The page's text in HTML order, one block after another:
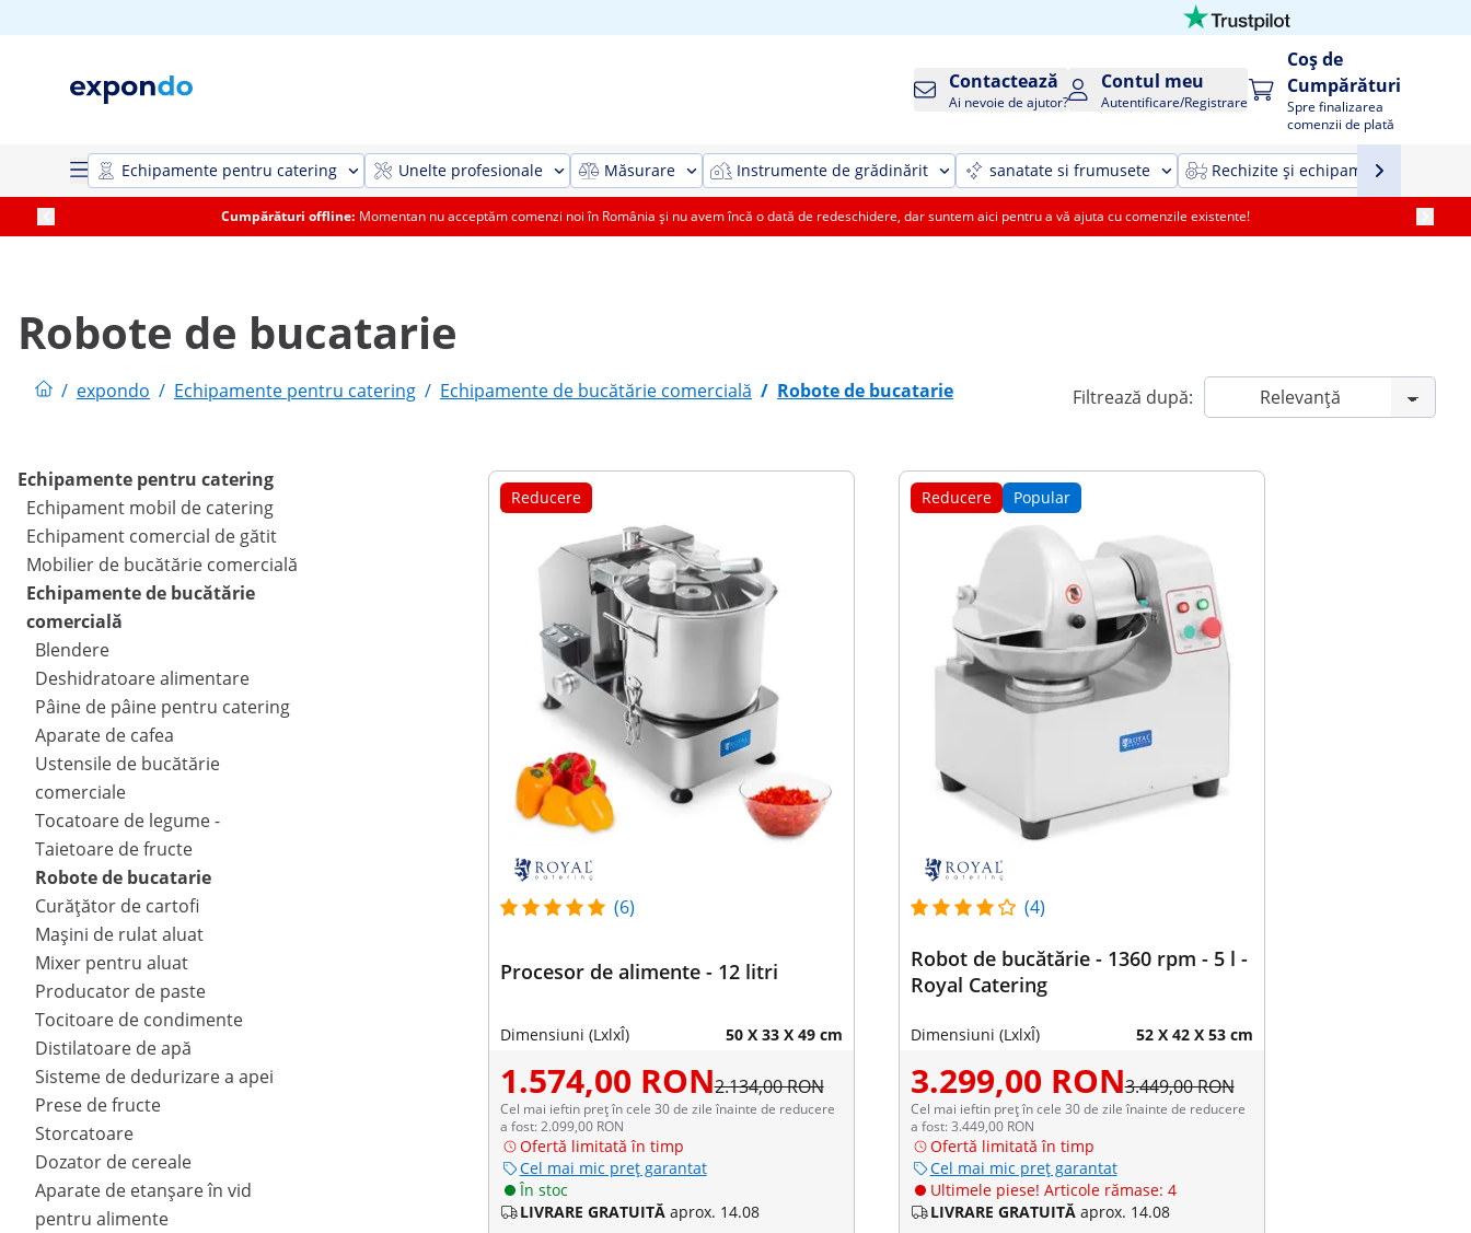
Contactează
Ai nevoie de ajutor?
Contul meu
Autentificare/Registrare
Coș de
Cumpărături
Spre finalizarea
comenzii de plată
Echipamente pentru catering Unelte profesionale Măsurare Instrumente de grădinărit sanatate si frumusete Rechizite și echipamente agricole
Cumpărături offline: Momentan nu acceptăm comenzi noi în România și nu avem încă o dată de redeschidere, dar suntem aici pentru a vă ajuta cu comenzile existente!
Robote de bucatarie
/ expondo / Echipamente pentru catering / Echipamente de bucătărie comercială / Robote de bucatarie Filtrează după:
Echipamente pentru catering
Echipament mobil de catering
Echipament comercial de gătit
Mobilier de bucătărie comercială
Echipamente de bucătărie
comercială
Blendere
Deshidratoare alimentare
Pâine de pâine pentru catering
Aparate de cafea
Ustensile de bucătărie
comerciale
Tocatoare de legume -
Taietoare de fructe
Robote de bucatarie
Curățător de cartofi
Mașini de rulat aluat
Mixer pentru aluat
Producator de paste
Tocitoare de condimente
Distilatoare de apă
Sisteme de dedurizare a apei
Prese de fructe
Storcatoare
Dozator de cereale
Aparate de etanșare în vid
pentru alimente
Reducere
(6)
Procesor de alimente - 12 litri
Dimensiuni (LxlxÎ) 50 X 33 X 49 cm
1.574,00 RON2.134,00 RON
Cel mai ieftin preț în cele 30 de zile înainte de reducere
a fost: 2.099,00 RON
Ofertă limitată în timp
Cel mai mic preț garantat
În stoc
LIVRARE GRATUITĂ aprox. 14.08
Reducere Popular
(4)
Robot de bucătărie - 1360 rpm - 5 l -
Royal Catering
Dimensiuni (LxlxÎ) 52 X 42 X 53 cm
3.299,00 RON3.449,00 RON
Cel mai ieftin preț în cele 30 de zile înainte de reducere
a fost: 3.449,00 RON
Ofertă limitată în timp
Cel mai mic preț garantat
Ultimele piese! Articole rămase: 4
LIVRARE GRATUITĂ aprox. 14.08